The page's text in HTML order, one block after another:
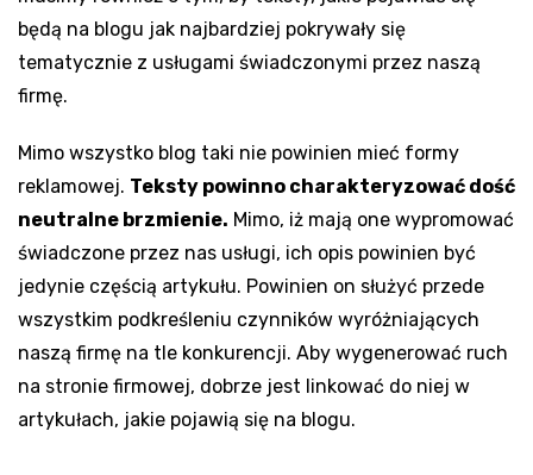
będą na blogu jak najbardziej pokrywały się
tematycznie z usługami świadczonymi przez naszą
firmę.
Mimo wszystko blog taki nie powinien mieć formy
reklamowej. Teksty powinno charakteryzować dość
neutralne brzmienie. Mimo, iż mają one wypromować
świadczone przez nas usługi, ich opis powinien być
jedynie częścią artykułu. Powinien on służyć przede
wszystkim podkreśleniu czynników wyróżniających
naszą firmę na tle konkurencji. Aby wygenerować ruch
na stronie firmowej, dobrze jest linkować do niej w
artykułach, jakie pojawią się na blogu.